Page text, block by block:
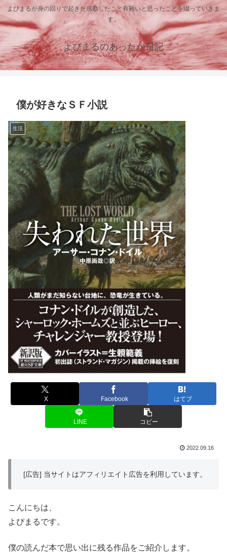
よぴまるが身の回りで起きた感動したこと有難いと思ったことを綴っていきま
す。
よぴまるのあったか日記
僕が好きなＳＦ小説
生活
X Facebook はてブ
LINE コピー
2022.09.16
[広告] 当サイトはアフィリエイト広告を利用しています。
こんにちは、
よぴまるです。
僕の読んだ本で思い出に残る作品をご紹介します。